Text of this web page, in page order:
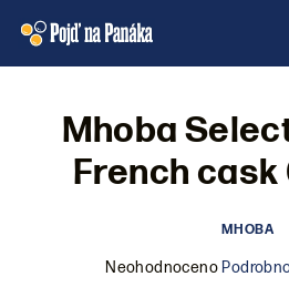
Mhoba
French cask
MHOBA
Neohodnoceno